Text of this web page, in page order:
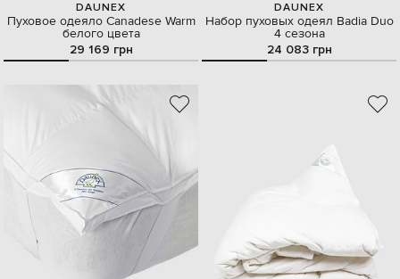
DAUNEX
Пуховое одеяло Canadese Warm
белого цвета
29 169 грн
DAUNEX
Набор пуховых одеял Badia Duo
4 сезона
24 083 грн